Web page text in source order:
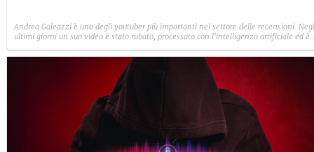
Andrea Galeazzi è uno degli youtuber più importanti nel settore delle recensioni.
ultimi giorni un suo video è stato rubato, processato con l'intelligenza artificiale ed è